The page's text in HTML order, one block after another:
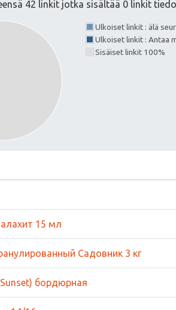
42 linkit jotka sisältää 0 linkit
Ulkoiset linkit : älä
Ulkoiset linkit : Antaa
Sisäiset linkit 100%
15 мл
Садовник 3 кг
бордюрная